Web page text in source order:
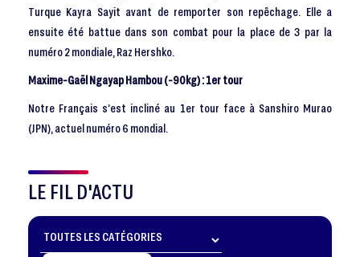
Turque Kayra Sayit avant de remporter son repêchage. Elle a
ensuite été battue dans son combat pour la place de 3 par la
numéro 2 mondiale, Raz Hershko.
Maxime-Gaël Ngayap Hambou (-90kg) : 1er tour
Notre Français s’est incliné au 1er tour face à Sanshiro Murao
(JPN), actuel numéro 6 mondial.
LE FIL D'ACTU